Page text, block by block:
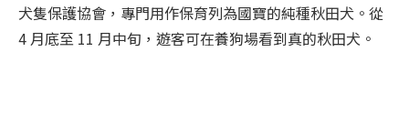
犬隻保護協會，專門用作保育列為國寶的純種秋田犬。從
4 月底至 11 月中旬，遊客可在養狗場看到真的秋田犬。